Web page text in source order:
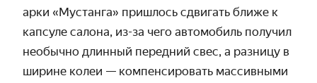
арки «Мустанга» пришлось сдвигать ближе к
капсуле салона, из-за чего автомобиль получил
необычно длинный передний свес, а разницу в
ширине колеи — компенсировать массивными